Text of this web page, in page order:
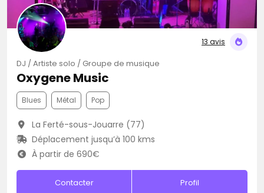
13 avis
DJ / Artiste solo / Groupe de musique
Oxygene Music
Blues Métal Pop
La Ferté-sous-Jouarre (77)
Déplacement jusqu’à 100 kms
À partir de 690€
Contacter Profil